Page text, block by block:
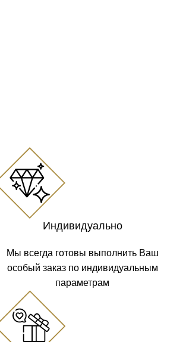
Индивидуально
Мы всегда готовы выполнить Ваш
особый заказ по индивидуальным
параметрам